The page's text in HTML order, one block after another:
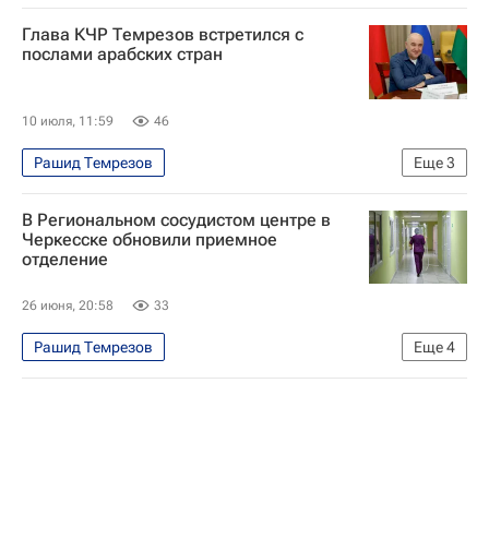
Карачаево-Черкесская Республика
Медицина
Здоровье
Глава КЧР Темрезов встретился с
послами арабских стран
10 июля, 11:59 46
Еще3
Рашид Темрезов
Карачаево-Черкесская Республика
Саудовская Аравия
Бахрейн
В Региональном сосудистом центре в
Черкесске обновили приемное
отделение
26 июня, 20:58 33
Еще4
Рашид Темрезов
Карачаево-Черкесская Республика
Черкесск